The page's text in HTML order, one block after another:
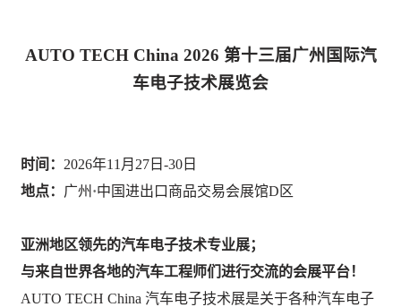
AUTO TECH China 2026 第十三届广州国际汽
车电子技术展览会
时间： 2026年11月27日-30日
地点： 广州 ·中国进出口商品交易会展馆D区
亚洲地区领先的汽车电子技术专业展；
与来自世界各地的汽车工程师们进行交流的会展平台！
AUTO TECH China 汽车电子技术展是关于各种汽车电子